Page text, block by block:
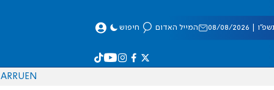
08/2026 המייל האדום חיפוש
EN
RU
AR